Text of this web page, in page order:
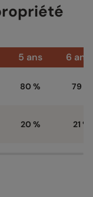
5 ans 6
80 % 79 %
20 % 21 %